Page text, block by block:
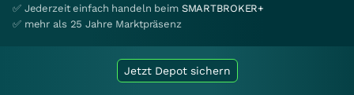
✅ Jederzeit einfach handeln beim SMARTBROKER+
✅ mehr als 25 Jahre Marktpräsenz
Jetzt Depot sichern